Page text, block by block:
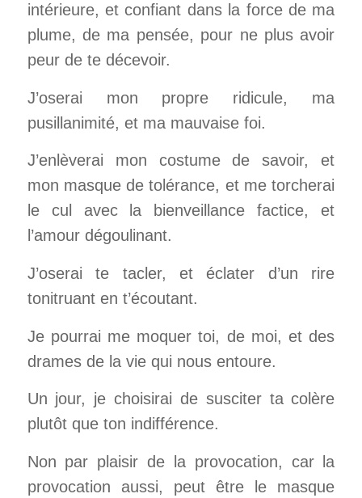
intérieure, et confiant dans la force de ma
plume, de ma pensée, pour ne plus avoir
peur de te décevoir.
J’oserai mon propre ridicule, ma
pusillanimité, et ma mauvaise foi.
J’enlèverai mon costume de savoir, et
mon masque de tolérance, etme torcherai
le cul avec la bienveillance factice, et
l’amour dégoulinant.
J’oserai te tacler, et éclater d’un rire
tonitruant en t’écoutant.
Je pourrai me moquer toi, de moi, et des
drames de la vie qui nous entoure.
Un jour, je choisirai de susciter ta colère
plutôt que ton indifférence.
Non par plaisir de la provocation, car la
provocation aussi, peut être le masque